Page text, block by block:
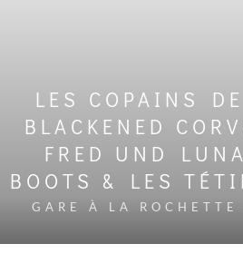
LES COPAINS
BLACKENED
FRED UND
BOOTS & LES
GARE À LA